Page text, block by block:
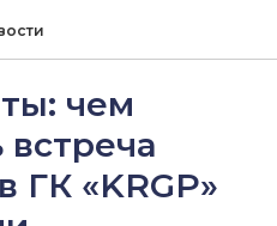
чем
ГК «KRGP»